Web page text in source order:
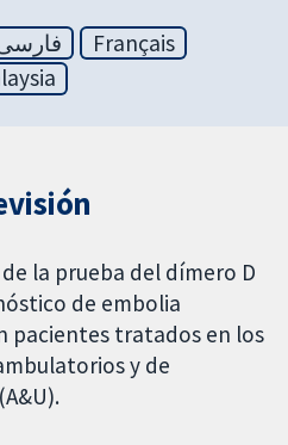
Français
la prueba del dímero D
de embolia
pacientes tratados en los
y de